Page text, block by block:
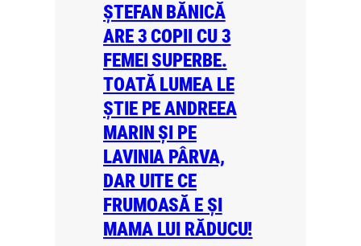
ȘTEFAN BĂNICĂ
ARE 3 COPII CU 3
FEMEI SUPERBE.
TOATĂ LUMEA LE
ȘTIE PE ANDREEA
MARIN ȘI PE
LAVINIA PÂRVA,
DAR UITE CE
FRUMOASĂ E ȘI
MAMA LUI RĂDUCU!